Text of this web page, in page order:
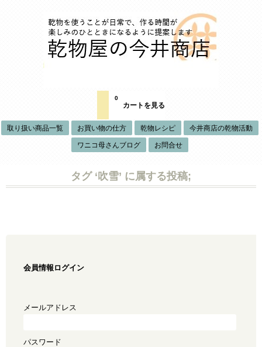
カートを見る
0
取り扱い商品一覧 お買い物の仕方 乾物レシピ 今井商店の乾物活動
ワニコ母さんブログ お問合せ
タグ ‘吹雪’ に属する投稿;
会員情報ログイン
メールアドレス
パスワード